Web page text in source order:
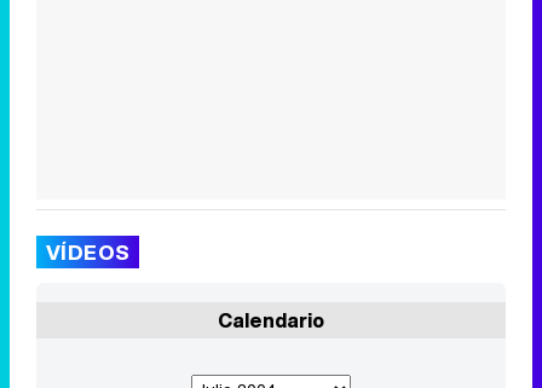
VÍDEOS
Calendario